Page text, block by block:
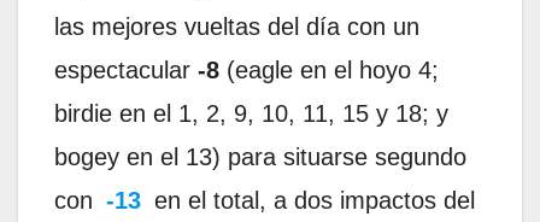
las mejores vueltas del día con un
espectacular -8 (eagle en el hoyo 4;
birdie en el 1, 2, 9, 10, 11, 15 y 18; y
bogey en el 13) para situarse segundo
con -13 en el total, a dos impactos del